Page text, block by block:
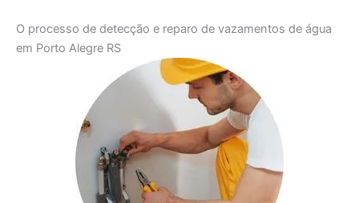
O processo de detecção e reparo de vazamentos de água
em Porto Alegre RS